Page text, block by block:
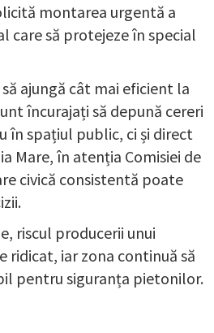
montarea urgentă a
care să protejeze în special
ajungă cât mai eficient la
încurajați să depună cereri
în spațiul public, ci și direct
Mare, în atenția Comisiei de
civică consistentă poate
riscul producerii unui
ridicat, iar zona continuă să
pentru siguranța pietonilor.